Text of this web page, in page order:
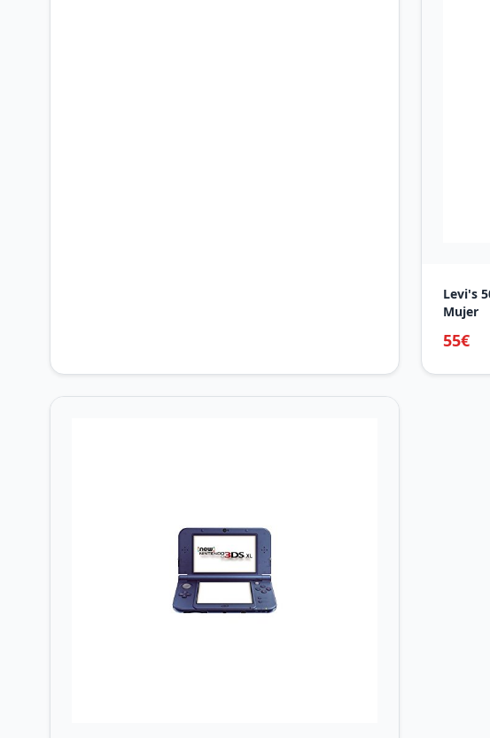
Levi's
Mujer
55€